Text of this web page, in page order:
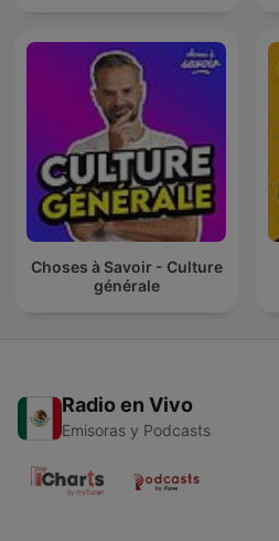
Choses à Savoir - Culture
générale
Radio en Vivo
Emisoras y Podcasts